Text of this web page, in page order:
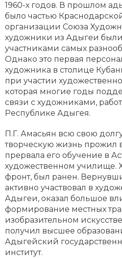
1960-х годов. В прошлом
было частью
организации Союза
художники из Адыгеи
участниками самых
Однако это первая
художника в столице
при участии
которая многие годы
связи с художниками,
Республике Адыгея.
П.Г. Амасьян всю свою
творческую жизнь прожил
прервала его обучение в
художественном училище.
фронт, был ранен.
активно участвовал в
Адыгеи, оказал большое
формирование местных
изобразительном
получил высшее
Адыгейский
институт.